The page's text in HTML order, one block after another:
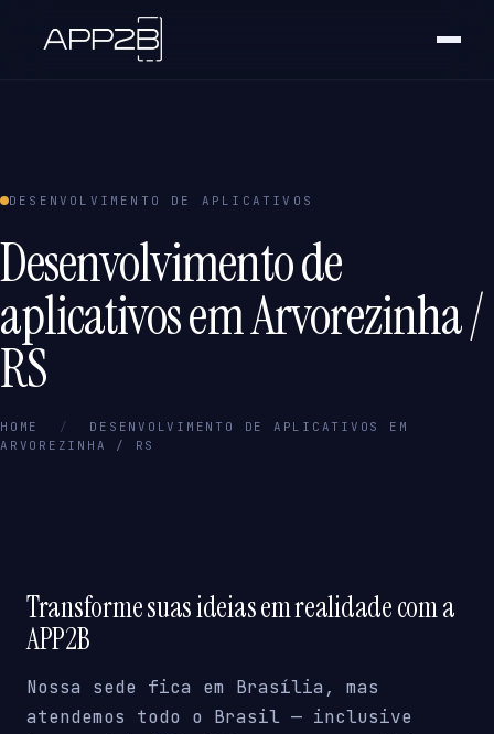
DESENVOLVIMENTO DE APLICATIVOS
Desenvolvimento de
aplicativos em Arvorezinha /
RS
HOME /
DESENVOLVIMENTO DE APLICATIVOS EM
ARVOREZINHA / RS
Transforme suas ideias em realidade com a
APP2B
Nossa sede fica em Brasília, mas
atendemos todo o Brasil — inclusive